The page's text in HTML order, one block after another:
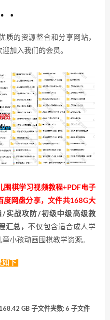
质的资源整合和分享网站，
迎加入我们的会员。
围棋学习视频教程+PDF电子
度网盘分享，文件共168G大
/实战攻防/初级中级高级教
汇总， 不仅包含适合成人学
小孩动画围棋教学资源。
如下
GB 子文件夹数: 6 子文件